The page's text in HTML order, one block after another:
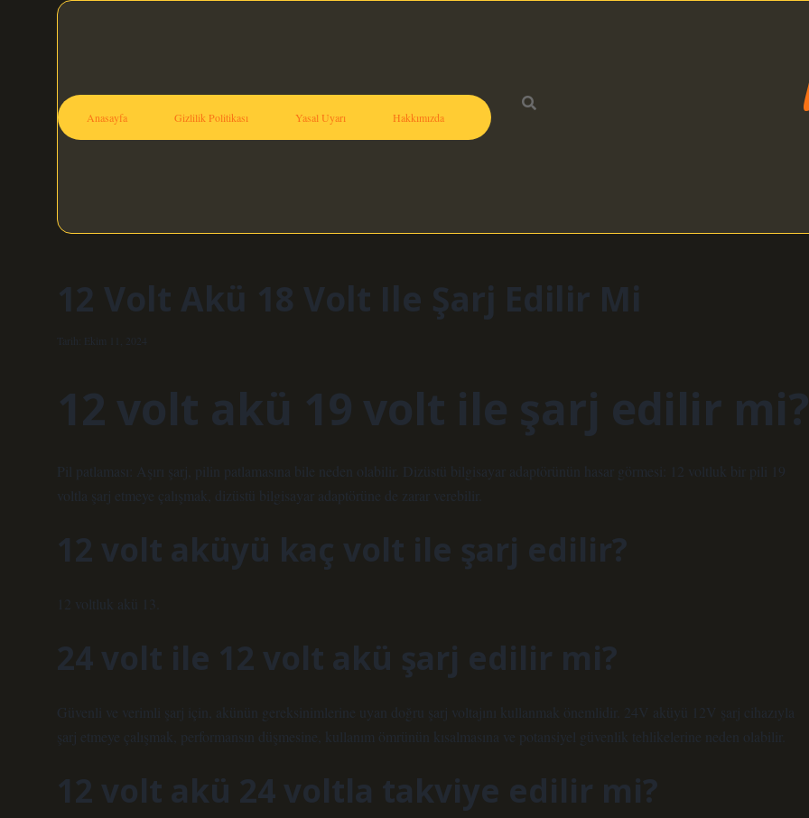
Anasayfa Gizlilik Politikası Yasal Uyarı Hakkımızda
12 Volt Akü 18 Volt Ile Şarj Edilir Mi
Tarih: Ekim 11, 2024
12 volt akü 19 volt ile şarj edilir mi?
Pil patlaması: Aşırı şarj, pilin patlamasına bile neden olabilir. Dizüstü bilgisayar adaptörünün hasar görmesi: 12 voltluk bir pili 19
voltla şarj etmeye çalışmak, dizüstü bilgisayar adaptörüne de zarar verebilir.
12 volt aküyü kaç volt ile şarj edilir?
12 voltluk akü 13.
24 volt ile 12 volt akü şarj edilir mi?
Güvenli ve verimli şarj için, akünün gereksinimlerine uyan doğru şarj voltajını kullanmak önemlidir. 24V aküyü 12V şarj cihazıyla
şarj etmeye çalışmak, performansın düşmesine, kullanım ömrünün kısalmasına ve potansiyel güvenlik tehlikelerine neden olabilir.
12 volt akü 24 voltla takviye edilir mi?